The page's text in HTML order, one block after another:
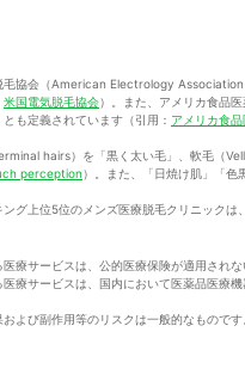
毛協会（American Electrology
米国電気脱毛協会）。また、アメリカ食品
も定義されています（引用： アメリカ食
hairs）を「黒く太い毛」、軟毛（
perception）。また、「日焼け肌」「
グ上位5位のメンズ医療脱毛クリニックは、
療サービスは、公的医療保険が適用され
療サービスは、国内において医薬品医療
よび副作用等のリスクは一般的なもので